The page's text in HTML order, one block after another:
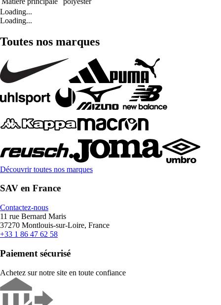
Loading...
Loading...
Toutes nos marques
Découvrir toutes nos marques
SAV en France
Contactez-nous
11 rue Bernard Maris
37270 Montlouis-sur-Loire, France
+33 1 86 47 62 58
Paiement sécurisé
Achetez sur notre site en toute confiance